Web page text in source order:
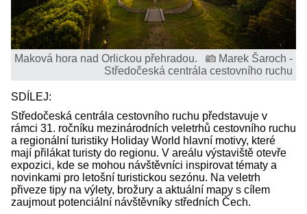
Maková hora nad Orlickou přehradou.
Marek Šaroch -
Středočeská centrála cestovního ruchu
SDÍLEJ:
Středočeská centrála cestovního ruchu představuje v
rámci 31. ročníku mezinárodních veletrhů cestovního ruchu
a regionální turistiky Holiday World hlavní motivy, které
mají přilákat turisty do regionu. V areálu výstaviště otevře
expozici, kde se mohou návštěvníci inspirovat tématy a
novinkami pro letošní turistickou sezónu. Na veletrh
přiveze tipy na výlety, brožury a aktuální mapy s cílem
zaujmout potenciální návštěvníky středních Čech.